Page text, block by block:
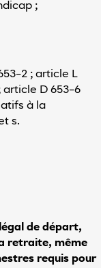
;
2 ; article L
article D 653-6
à la
s.
de départ,
retraite, même
requis pour